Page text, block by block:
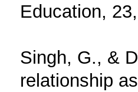
Education,
Singh, G., &
relationship